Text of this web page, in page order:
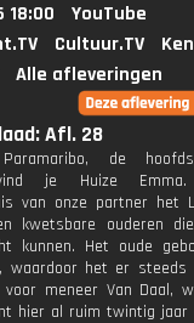
18:00
YouTube
Cultuur.TV
Alle afleveringen
Afl. 28
de
vind je Huize
van onze partner het
kwetsbare ouderen
kunnen. Het oude
waardoor het er steeds
meneer Van Daal,
hier al ruim twintig jaar